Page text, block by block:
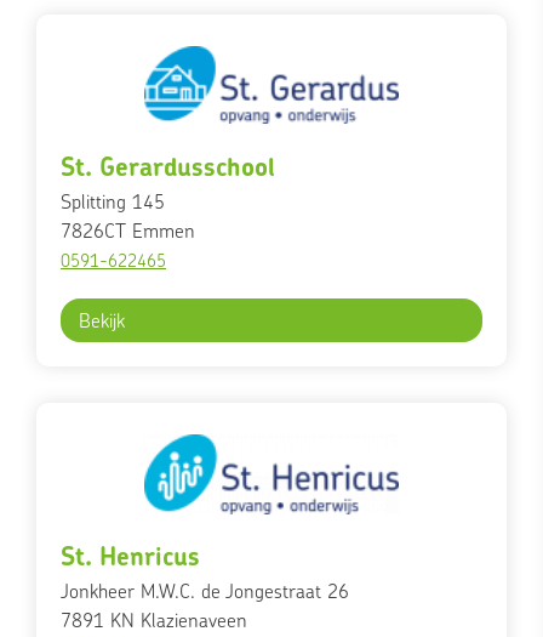
St. Gerardusschool
Splitting 145
7826CT Emmen
0591-622465
Bekijk
St. Henricus
Jonkheer M.W.C. de Jongestraat 26
7891 KN Klazienaveen